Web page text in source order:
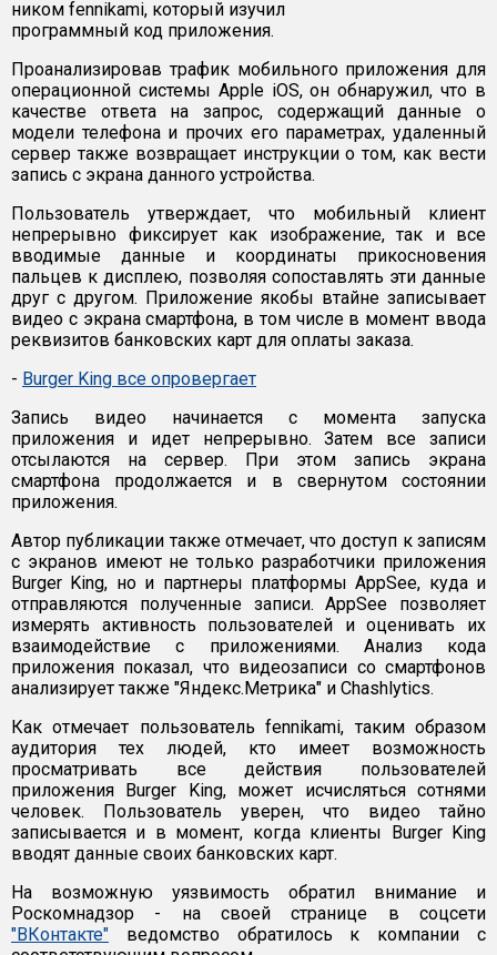
ником fennikami, который изучил
программный код приложения.
Проанализировав трафик мобильного приложения для
операционной системы Apple iOS, он обнаружил, что в
качестве ответа на запрос, содержащий данные о
модели телефона и прочих его параметрах, удаленный
сервер также возвращает инструкции о том, как вести
запись с экрана данного устройства.
Пользователь утверждает, что мобильный клиент
непрерывно фиксирует как изображение, так и все
вводимые данные и координаты прикосновения
пальцев к дисплею, позволяя сопоставлять эти данные
друг с другом. Приложение якобы втайне записывает
видео с экрана смартфона, в том числе в момент ввода
реквизитов банковских карт для оплаты заказа.
- Burger King все опровергает
Запись видео начинается с момента запуска
приложения и идет непрерывно. Затем все записи
отсылаются на сервер. При этом запись экрана
смартфона продолжается и в свернутом состоянии
приложения.
Автор публикации также отмечает, что доступ к записям
с экранов имеют не только разработчики приложения
Burger King, но и партнеры платформы AppSee, куда и
отправляются полученные записи. AppSee позволяет
измерять активность пользователей и оценивать их
взаимодействие с приложениями. Анализ кода
приложения показал, что видеозаписи со смартфонов
анализирует также "Яндекс.Метрика" и Chashlytics.
Как отмечает пользователь fennikami, таким образом
аудитория тех людей, кто имеет возможность
просматривать все действия пользователей
приложения Burger King, может исчисляться сотнями
человек. Пользователь уверен, что видео тайно
записывается и в момент, когда клиенты Burger King
вводят данные своих банковских карт.
На возможную уязвимость обратил внимание и
Роскомнадзор - на своей странице в соцсети
"ВКонтакте" ведомство обратилось к компании с